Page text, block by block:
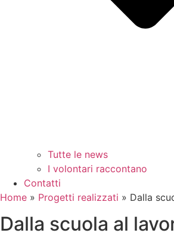
Tutte le news
I volontari raccontano
Contatti
Home » Progetti realizzati » Dalla
Dalla scuola al